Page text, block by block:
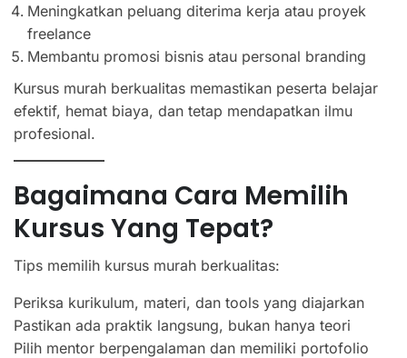
Meningkatkan peluang diterima kerja atau proyek
freelance
Membantu promosi bisnis atau personal branding
Kursus murah berkualitas memastikan peserta belajar
efektif, hemat biaya, dan tetap mendapatkan ilmu
profesional.
Bagaimana Cara Memilih
Kursus Yang Tepat?
Tips memilih kursus murah berkualitas:
Periksa kurikulum, materi, dan tools yang diajarkan
Pastikan ada praktik langsung, bukan hanya teori
Pilih mentor berpengalaman dan memiliki portofolio